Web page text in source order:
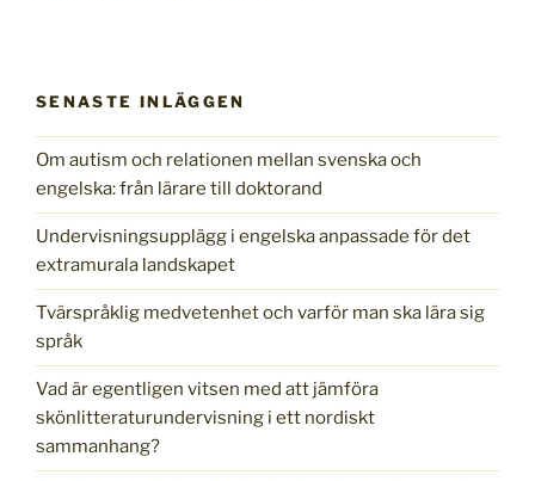
SENASTE INLÄGGEN
Om autism och relationen mellan svenska och
engelska: från lärare till doktorand
Undervisningsupplägg i engelska anpassade för det
extramurala landskapet
Tvärspråklig medvetenhet och varför man ska lära sig
språk
Vad är egentligen vitsen med att jämföra
skönlitteraturundervisning i ett nordiskt
sammanhang?